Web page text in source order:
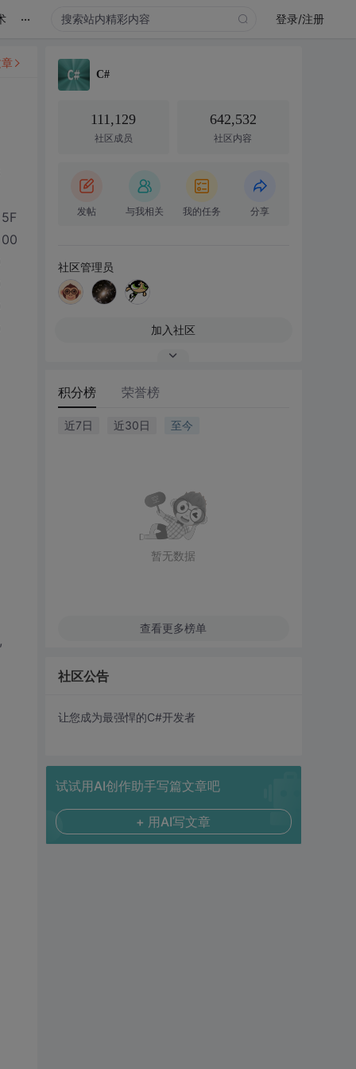
... 登录/注册
C#
111,129
社区成员
642,532
社区内容
发帖 与我相关 我的任务 分享
社区管理员
加入社区
积分榜 荣誉榜
近7日 近30日 至今
暂无数据
查看更多榜单
社区公告
让您成为最强悍的C#开发者
试试用AI创作助手写篇文章吧
+ 用AI写文章